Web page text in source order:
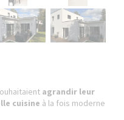
agrandir leur
cuisine à la fois moderne